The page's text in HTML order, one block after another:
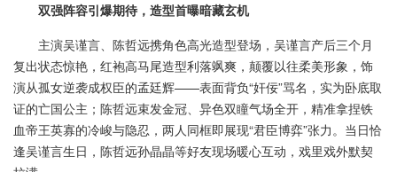
双强阵容引爆期待，造型首曝暗藏玄机
主演吴谨言、陈哲远携角色高光造型登场，吴谨言产后三个月
复出状态惊艳，红袍高马尾造型利落飒爽，颠覆以往柔美形象，饰
演从孤女逆袭成权臣的孟廷辉——表面背负“奸佞”骂名，实为卧底取
证的亡国公主；陈哲远束发金冠、异色双瞳气场全开，精准拿捏铁
血帝王英寡的冷峻与隐忍，两人同框即展现“君臣博弈”张力。当日恰
逢吴谨言生日，陈哲远孙晶晶等好友现场暖心互动，戏里戏外默契